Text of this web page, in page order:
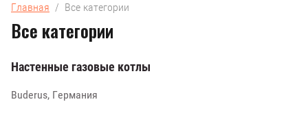
Главная
  /  Все категории
Все категории
Настенные газовые котлы
Buderus, Германия